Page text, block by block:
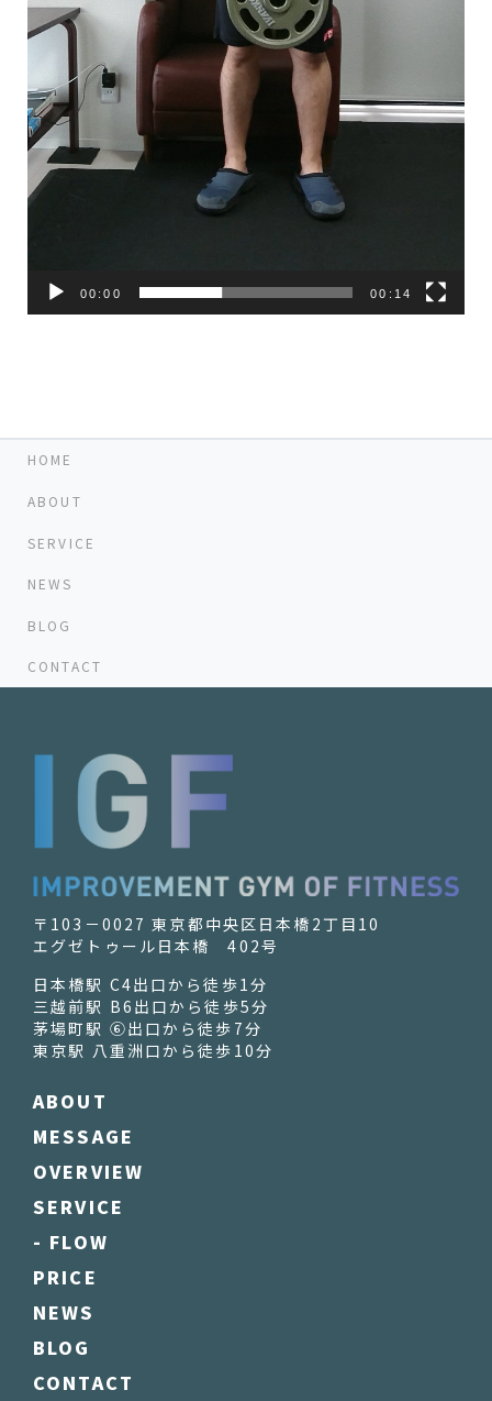
00:00 00:14
HOME
ABOUT
SERVICE
NEWS
BLOG
CONTACT
〒103－0027 東京都中央区日本橋2丁目10
エグゼトゥール日本橋 402号
日本橋駅 C4出口から徒歩1分
三越前駅 B6出口から徒歩5分
茅場町駅 ⑥出口から徒歩7分
東京駅 八重洲口から徒歩10分
ABOUT
MESSAGE
OVERVIEW
SERVICE
- FLOW
PRICE
NEWS
BLOG
CONTACT